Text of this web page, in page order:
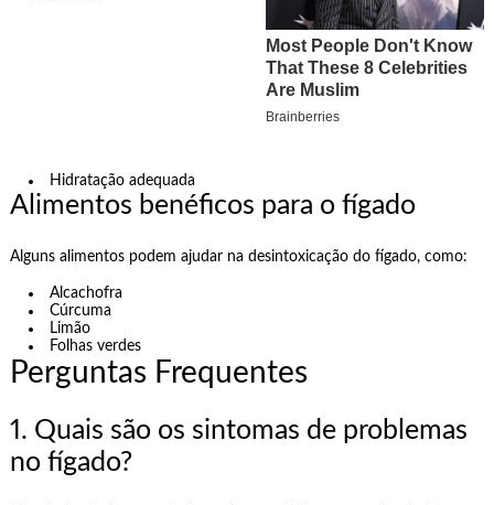
Hidratação adequada
Alimentos benéficos para o fígado
Alguns alimentos podem ajudar na desintoxicação do fígado, como:
Alcachofra
Cúrcuma
Limão
Folhas verdes
Perguntas Frequentes
1. Quais são os sintomas de problemas
no fígado?